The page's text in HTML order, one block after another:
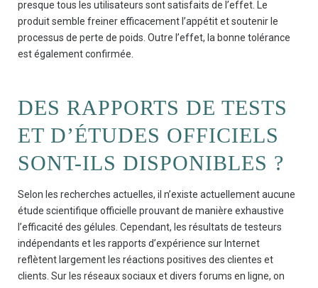
presque tous les utilisateurs sont satisfaits de l’effet. Le
produit semble freiner efficacement l’appétit et soutenir le
processus de perte de poids. Outre l’effet, la bonne tolérance
est également confirmée.
DES RAPPORTS DE TESTS
ET D’ÉTUDES OFFICIELS
SONT-ILS DISPONIBLES ?
Selon les recherches actuelles, il n’existe actuellement aucune
étude scientifique officielle prouvant de manière exhaustive
l’efficacité des gélules. Cependant, les résultats de testeurs
indépendants et les rapports d’expérience sur Internet
reflètent largement les réactions positives des clientes et
clients. Sur les réseaux sociaux et divers forums en ligne, on